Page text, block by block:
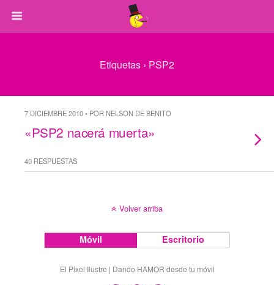
Etiquetas › PSP2
7 DICIEMBRE 2010 • POR NELSON DE BENITO
«PSP2 nacerá muerta»
40 RESPUESTAS
Volver arriba
Móvil Escritorio
El Pixel Ilustre | Dando HAMOR desde tu móvil